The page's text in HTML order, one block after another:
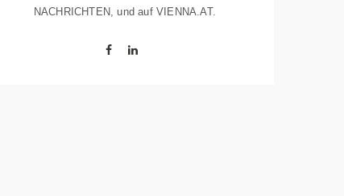
NACHRICHTEN, und auf VIENNA.AT.